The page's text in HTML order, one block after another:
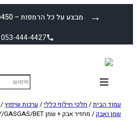
מבצע על כל הרמפות – ₪450 עד הבית! →
053-444-4427
עמוד הבית/ חלקי חילוף כללי/ ערכות שיפוץ/
שמן ואבק/ מחזיר אבק + שמן KTM/HUSKY/GASGAS/BET